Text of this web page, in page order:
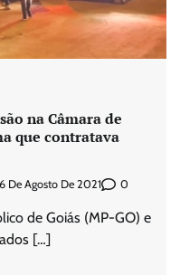
na Câmara de
que contratava
De Agosto De 2021 0
de Goiás (MP-GO) e
[…]